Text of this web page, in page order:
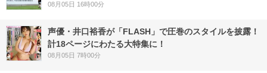
08月05日 16時00分
声優・井口裕香が「FLASH」で圧巻のスタイルを披露！
計18ページにわたる大特集に！
08月05日 7時00分